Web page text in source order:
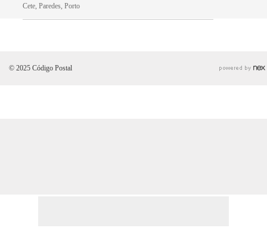
Cete, Paredes, Porto
© 2025 Código Postal